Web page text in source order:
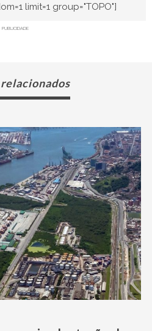
limit=1 group="TOPO"]
PUBLICIDADE